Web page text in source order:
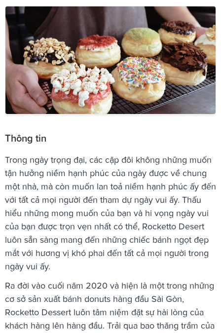
Thông tin
Trong ngày trọng đại, các cặp đôi không những muốn
tận hưởng niềm hạnh phúc của ngày được về chung
một nhà, mà còn muốn lan toả niềm hạnh phúc ấy đến
với tất cả mọi người đến tham dự ngày vui ấy. Thấu
hiểu những mong muốn của bạn và hi vọng ngày vui
của bạn được trọn vẹn nhất có thể, Rocketto Desert
luôn sẵn sàng mang đến những chiếc bánh ngọt đẹp
mắt với hương vị khó phai đến tất cả mọi người trong
ngày vui ấy.
Ra đời vào cuối năm 2020 và hiện là một trong những
cơ sở sản xuất bánh donuts hàng đầu Sài Gòn,
Rocketto Dessert luôn tâm niệm đặt sự hài lòng của
khách hàng lên hàng đầu. Trải qua bao thăng trầm của